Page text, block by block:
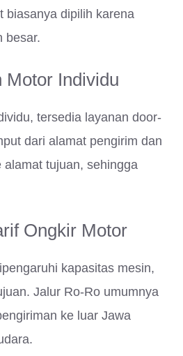
biasanya dipilih karena
besar.
Motor Individu
tersedia layanan door-
dari alamat pengirim dan
tujuan, sehingga
Ongkir Motor
kapasitas mesin,
Jalur Ro-Ro umumnya
ke luar Jawa